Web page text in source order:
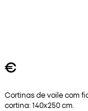
€
Cortinas de voile com
cortina: 140x250 cm.